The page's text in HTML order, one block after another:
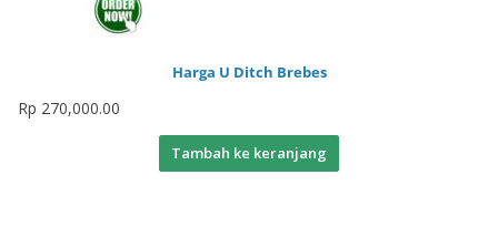
Harga U Ditch Brebes
Rp 270,000.00
Tambah ke keranjang